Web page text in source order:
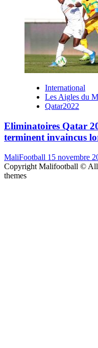
International
Les Aigles du
Qatar2022
Eliminatoires Qatar
terminent invaincus
MaliFootball 15 novembre
Copyright Malifootball © All
themes